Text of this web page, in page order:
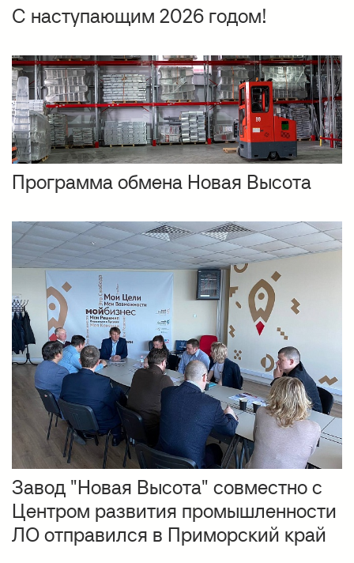
С наступающим 2026 годом!
Программа обмена Новая Высота
Завод "Новая Высота" совместно с
Центром развития промышленности
ЛО отправился в Приморский край